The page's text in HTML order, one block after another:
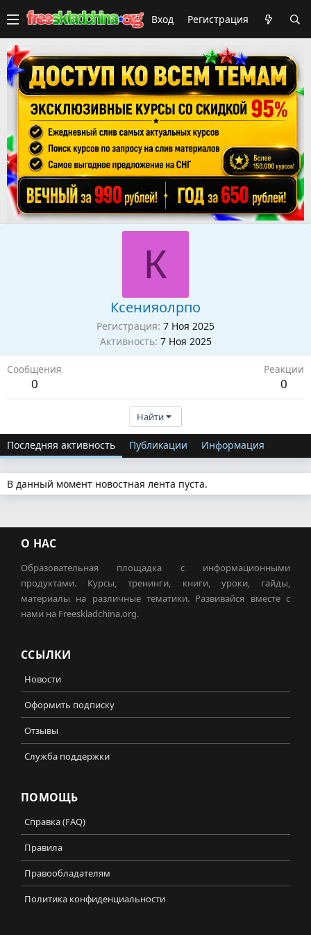
Вход Регистрация
К
Ксенияолрпо
Регистрация 7 Ноя 2025
Активность 7 Ноя 2025
Сообщения
0
Реакции
0
Найти
Последняя активность Публикации Информация
В данный момент новостная лента пуста.
О НАС
Образовательная площадка с информационными
продуктами. Курсы, тренинги, книги, уроки, гайды,
материалы на различные тематики. Развивайся вместе с
нами на Freeskladchina.org.
ССЫЛКИ
Новости
Оформить подписку
Отзывы
Служба поддержки
ПОМОЩЬ
Справка (FAQ)
Правила
Правообладателям
Политика конфиденциальности